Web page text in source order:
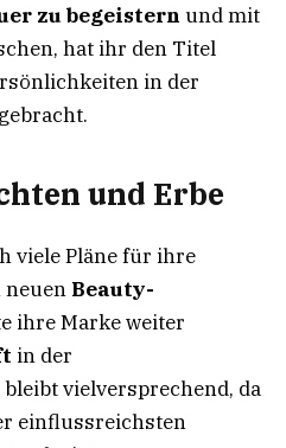
zu begeistern und mit
hat ihr den Titel
in der
und Erbe
viele Pläne für ihre
neuen Beauty-
ihre Marke weiter
in der
bleibt vielversprechend, da
einflussreichsten